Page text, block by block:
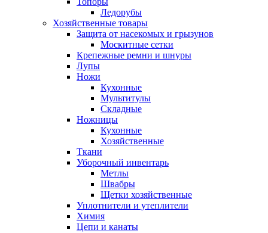
Ледорубы
Хозяйственные товары
Защита от насекомых и грызунов
Москитные сетки
Крепежные ремни и шнуры
Лупы
Ножи
Кухонные
Мультитулы
Складные
Ножницы
Кухонные
Хозяйственные
Ткани
Уборочный инвентарь
Метлы
Швабры
Щетки хозяйственные
Уплотнители и утеплители
Химия
Цепи и канаты